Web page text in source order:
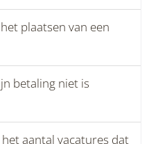
plaatsen van een
betaling niet is
aantal vacatures dat